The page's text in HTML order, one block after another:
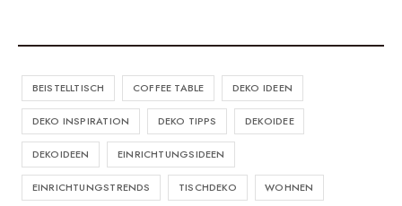
BEISTELLTISCH COFFEE TABLE DEKO IDEEN
DEKO INSPIRATION DEKO TIPPS DEKOIDEE
DEKOIDEEN EINRICHTUNGSIDEEN
EINRICHTUNGSTRENDS TISCHDEKO WOHNEN